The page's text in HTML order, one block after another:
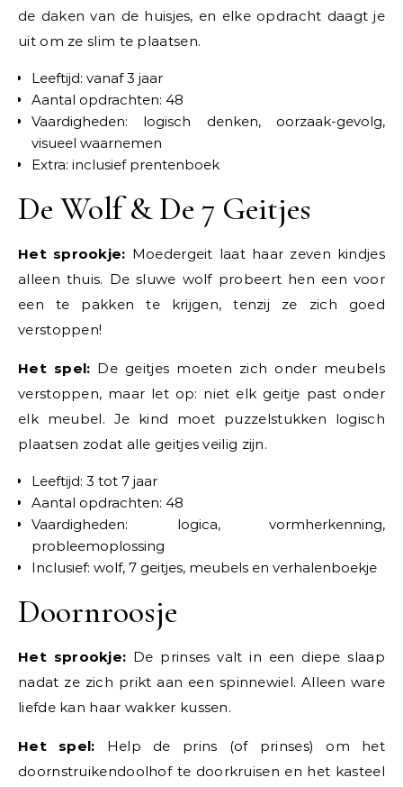
de daken van de huisjes, en elke opdracht daagt je
uit om ze slim te plaatsen.
Leeftijd: vanaf 3 jaar
Aantal opdrachten: 48
Vaardigheden: logisch denken, oorzaak-gevolg,
visueel waarnemen
Extra: inclusief prentenboek
De Wolf & De 7 Geitjes
Het sprookje: Moedergeit laat haar zeven kindjes
alleen thuis. De sluwe wolf probeert hen een voor
een te pakken te krijgen, tenzij ze zich goed
verstoppen!
Het spel: De geitjes moeten zich onder meubels
verstoppen, maar let op: niet elk geitje past onder
elk meubel. Je kind moet puzzelstukken logisch
plaatsen zodat alle geitjes veilig zijn.
Leeftijd: 3 tot 7 jaar
Aantal opdrachten: 48
Vaardigheden: logica, vormherkenning,
probleemoplossing
Inclusief: wolf, 7 geitjes, meubels en verhalenboekje
Doornroosje
Het sprookje: De prinses valt in een diepe slaap
nadat ze zich prikt aan een spinnewiel. Alleen ware
liefde kan haar wakker kussen.
Het spel: Help de prins (of prinses) om het
doornstruikendoolhof te doorkruisen en het kasteel